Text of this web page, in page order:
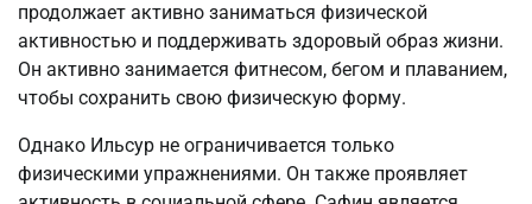
продолжает активно заниматься физической
активностью и поддерживать здоровый образ жизни.
Он активно занимается фитнесом, бегом и плаванием,
чтобы сохранить свою физическую форму.
Однако Ильсур не ограничивается только
физическими упражнениями. Он также проявляет